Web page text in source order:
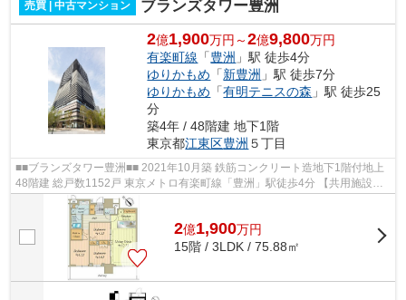
売買 | 中古マンション ブランズタワー豊洲
2億1,900万円～2億9,800万円
有楽町線 「豊洲 」駅 徒歩4分
ゆりかもめ 「新豊洲 」駅 徒歩7分
ゆりかもめ 「有明テニスの森 」駅 徒歩25
分
築4年 / 48階建 地下1階
東京都江東区豊洲 ５丁目
■■ブランズタワー豊洲■■ 2021年10月築 鉄筋コンクリート造地下1階付地上
48階建 総戸数1152戸 東京メトロ有楽町線「豊洲」駅徒歩4分 【共用施設】
・ウエルカムホール ・ウエルカム...
2億1,900万円
15階 / 3LDK / 75.88㎡